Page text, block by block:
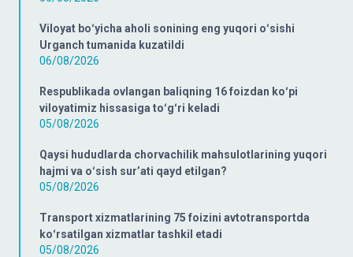
Viloyat boʻyicha aholi sonining eng yuqori oʻsishi
Urganch tumanida kuzatildi
06/08/2026
Respublikada ovlangan baliqning 16 foizdan koʻpi
viloyatimiz hissasiga toʻgʻri keladi
05/08/2026
Qaysi hududlarda chorvachilik mahsulotlarining yuqori
hajmi va oʻsish surʼati qayd etilgan?
05/08/2026
Transport xizmatlarining 75 foizini avtotransportda
koʻrsatilgan xizmatlar tashkil etadi
05/08/2026